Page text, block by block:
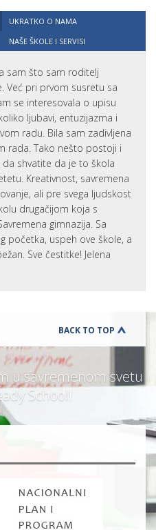
UKRATKO O NAMA
NAŠE ŠKOLE I SERVISI
sam što sam roditelj
Već pri prvom susretu sa
se interesovala o upisu
ljubavi, entuzijazma i
radu. Bila sam zadivljena
rada. Tako nešto postoji i
shvatite da je to škola
Kreativnost, savremena
ali pre svega ljudskost
drugačijom koja s
gimnazija. Sa
početka, uspeh ove škole, a
Sve čestitke! Jelena
BACK TO TOP
u savremenom svetu
School!